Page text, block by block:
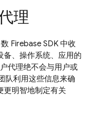
理
Firebase SDK 中收
备、操作系统、应用的
代理绝不会与用户或
队利用这些信息来确
更明智地制定有关